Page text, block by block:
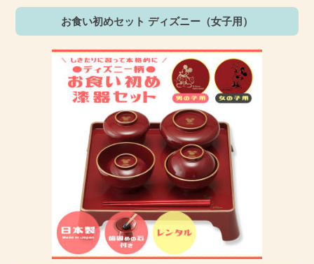
お食い初めセット ディズニー（女子用）